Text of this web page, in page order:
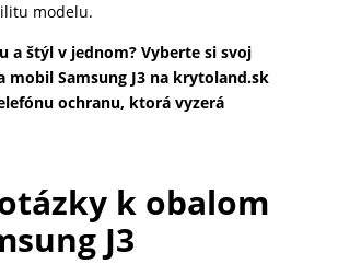
modelu.
a štýl v jednom? Vyberte si svoj
mobil Samsung J3 na krytoland.sk
ochranu, ktorá vyzerá
k obalom
J3